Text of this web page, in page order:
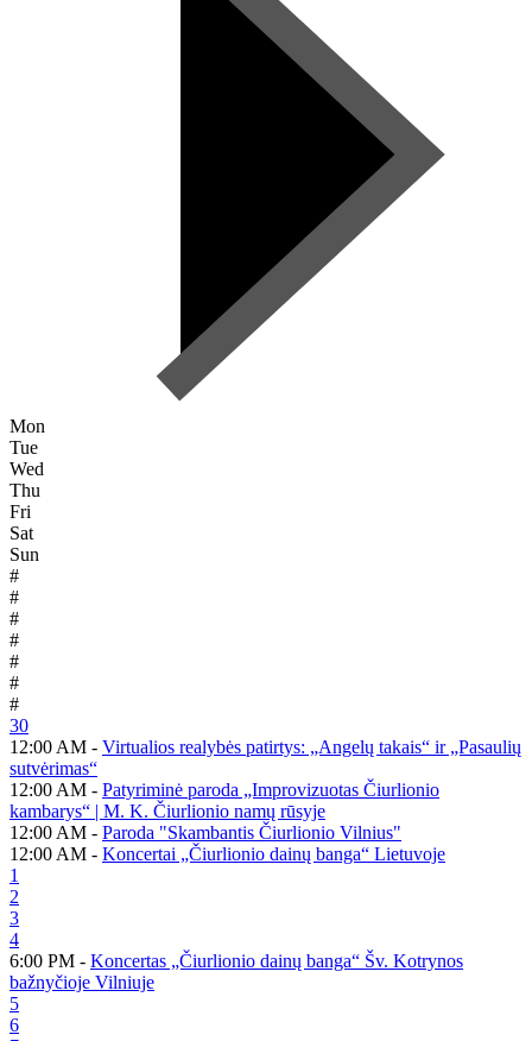
Mon
Tue
Wed
Thu
Fri
Sat
Sun
#
#
#
#
#
#
#
30
12:00 AM - Virtualios realybės patirtys: „Angelų takais“ ir „Pasaulių
sutvėrimas“
12:00 AM - Patyriminė paroda „Improvizuotas Čiurlionio
kambarys“ | M. K. Čiurlionio namų rūsyje
12:00 AM - Paroda "Skambantis Čiurlionio Vilnius"
12:00 AM - Koncertai „Čiurlionio dainų banga“ Lietuvoje
1
2
3
4
6:00 PM - Koncertas „Čiurlionio dainų banga“ Šv. Kotrynos
bažnyčioje Vilniuje
5
6